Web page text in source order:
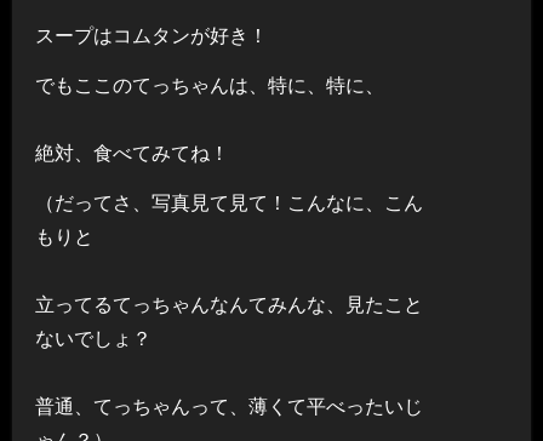
スープはコムタンが好き！
でもここのてっちゃんは、特に、特に、
絶対、食べてみてね！
（だってさ、写真見て見て！こんなに、こん
もりと
立ってるてっちゃんなんてみんな、見たこと
ないでしょ？
普通、てっちゃんって、薄くて平べったいじ